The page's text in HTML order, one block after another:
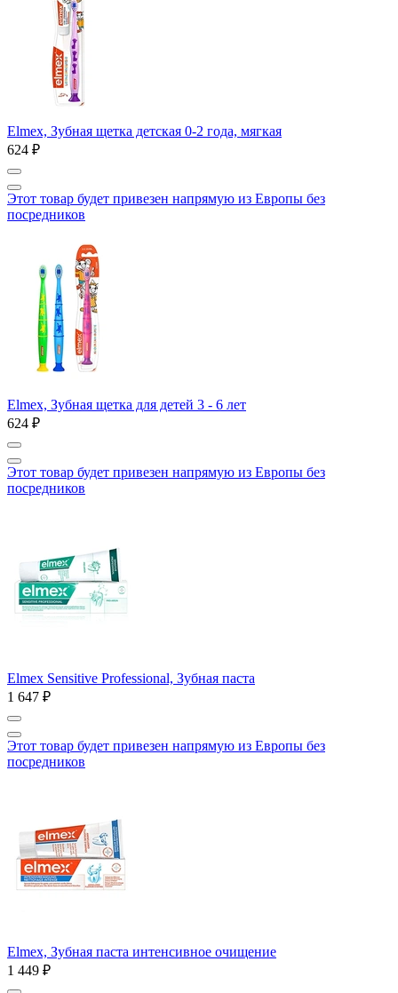
Elmex, Зубная щетка детская 0-2 года, мягкая
624 ₽
Этот товар будет привезен напрямую из Европы без
посредников
Elmex, Зубная щетка для детей 3 - 6 лет
624 ₽
Этот товар будет привезен напрямую из Европы без
посредников
Elmex Sensitive Professional, Зубная паста
1 647 ₽
Этот товар будет привезен напрямую из Европы без
посредников
Elmex, Зубная паста интенсивное очищение
1 449 ₽